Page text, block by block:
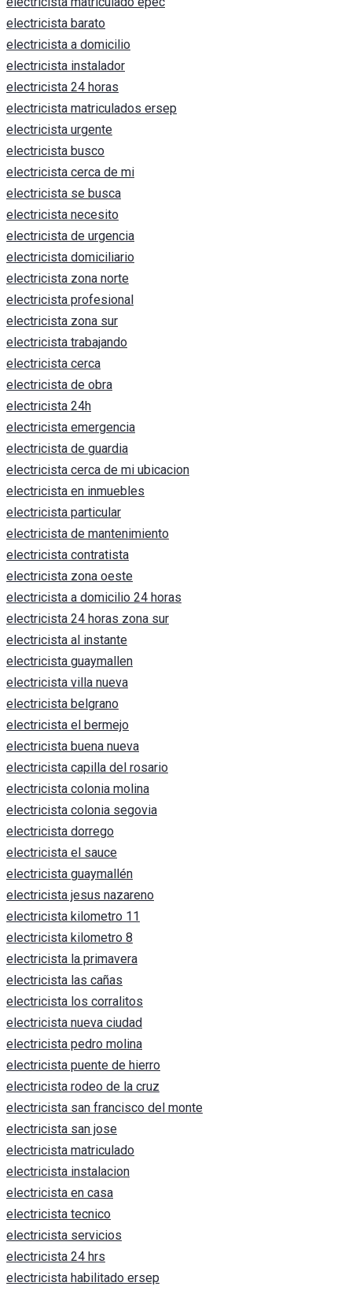
electricista barato
electricista a domicilio
electricista instalador
electricista 24 horas
electricista matriculados ersep
electricista urgente
electricista busco
electricista cerca de mi
electricista se busca
electricista necesito
electricista de urgencia
electricista domiciliario
electricista zona norte
electricista profesional
electricista zona sur
electricista trabajando
electricista cerca
electricista de obra
electricista 24h
electricista emergencia
electricista de guardia
electricista cerca de mi ubicacion
electricista en inmuebles
electricista particular
electricista de mantenimiento
electricista contratista
electricista zona oeste
electricista a domicilio 24 horas
electricista 24 horas zona sur
electricista al instante
electricista guaymallen
electricista villa nueva
electricista belgrano
electricista el bermejo
electricista buena nueva
electricista capilla del rosario
electricista colonia molina
electricista colonia segovia
electricista dorrego
electricista el sauce
electricista guaymallén
electricista jesus nazareno
electricista kilometro 11
electricista kilometro 8
electricista la primavera
electricista las cañas
electricista los corralitos
electricista nueva ciudad
electricista pedro molina
electricista puente de hierro
electricista rodeo de la cruz
electricista san francisco del monte
electricista san jose
electricista matriculado
electricista instalacion
electricista en casa
electricista tecnico
electricista servicios
electricista 24 hrs
electricista habilitado ersep